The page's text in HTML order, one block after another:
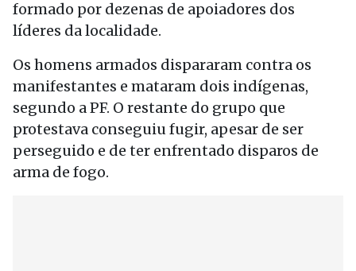
formado por dezenas de apoiadores dos
líderes da localidade.
Os homens armados dispararam contra os
manifestantes e mataram dois indígenas,
segundo a PF. O restante do grupo que
protestava conseguiu fugir, apesar de ser
perseguido e de ter enfrentado disparos de
arma de fogo.